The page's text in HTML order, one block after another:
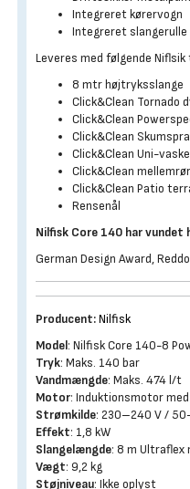
Integreret kørervogn
Integreret slangerulle
Leveres med følgende Niflsik
8 mtr højtryksslange
Click&Clean Tornado
Click&Clean
Click&Clean
Click&Clean Uni-
Click&Clean
Click&Clean Patio
Rensenål
Nilfisk Core 140 har vundet
German Design Award,
Producent:Nilfisk
Model: Nilfisk Core 140-8
Tryk: Maks. 140 bar
Vandmængde: Maks. 474 l/t
Motor: Induktionsmotor
Strømkilde: 230–240 V /
Effekt: 1,8 kW
Slangelængde: 8 m Ultraflex
Vægt: 9,2 kg
Støjniveau: Ikke oplyst